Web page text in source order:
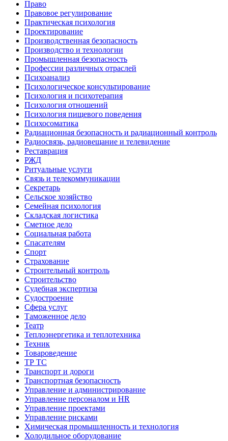
Право
Правовое регулирование
Практическая психология
Проектирование
Производственная безопасность
Производство и технологии
Промышленная безопасность
Профессии различных отраслей
Психоанализ
Психологическое консультирование
Психология и психотерапия
Психология отношений
Психология пищевого поведения
Психосоматика
Радиационная безопасность и радиационный контроль
Радиосвязь, радиовещание и телевидение
Реставрация
РЖД
Ритуальные услуги
Связь и телекоммуникации
Секретарь
Сельское хозяйство
Семейная психология
Складская логистика
Сметное дело
Социальная работа
Спасателям
Спорт
Страхование
Строительный контроль
Строительство
Судебная экспертиза
Судостроение
Сфера услуг
Таможенное дело
Театр
Теплоэнергетика и теплотехника
Техник
Товароведение
ТР ТС
Транспорт и дороги
Транспортная безопасность
Управление и администрирование
Управление персоналом и HR
Управление проектами
Управление рисками
Химическая промышленность и технология
Холодильное оборудование